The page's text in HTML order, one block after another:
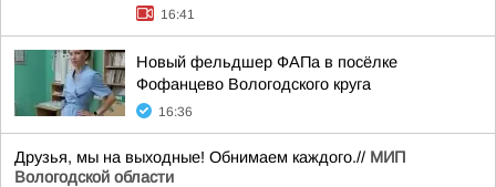
16:41
Новый фельдшер ФАПа в посёлке
Фофанцево Вологодского круга
16:36
Друзья, мы на выходные! Обнимаем каждого.// МИП
Вологодской области